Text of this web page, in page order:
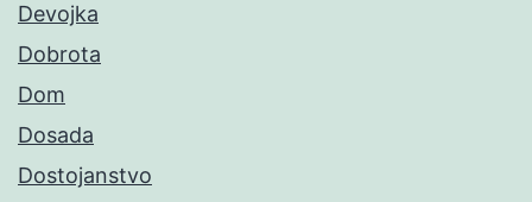
Devojka
Dobrota
Dom
Dosada
Dostojanstvo